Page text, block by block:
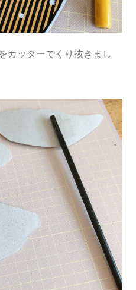
カッターでくり抜きまし